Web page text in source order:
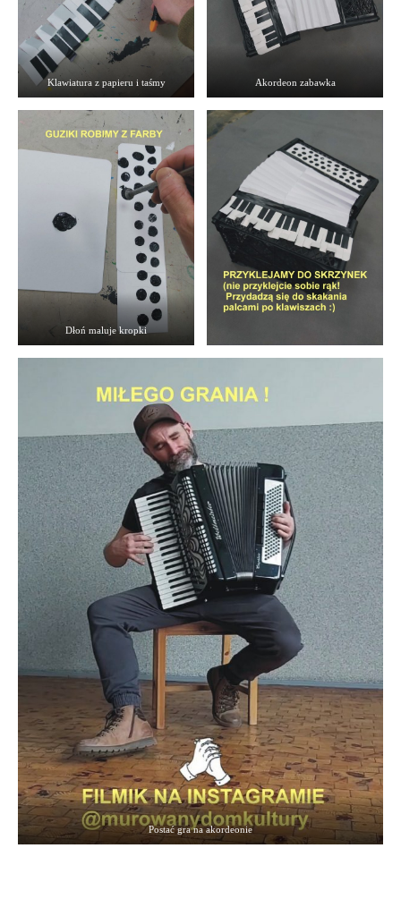
Klawiatura z papieru i taśmy Akordeon zabawka
Dłoń maluje kropki
Postać gra na akordeonie